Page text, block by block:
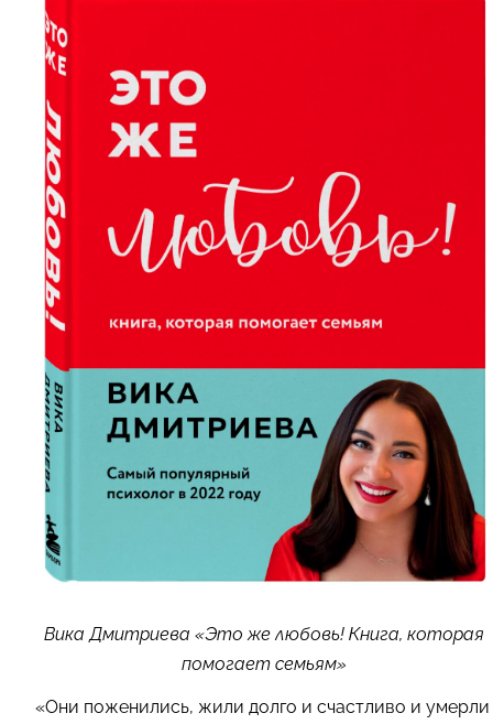
Вика Дмитриева «Это же любовь! Книга, которая
помогает семьям»
«Они поженились, жили долго и счастливо и умерли